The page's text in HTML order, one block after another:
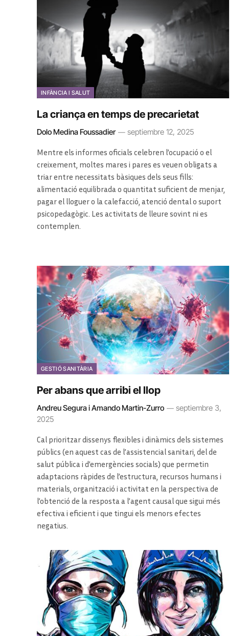
INFÀNCIA I SALUT
La criança en temps de precarietat
Dolo Medina Foussadier septiembre 12, 2025
Mentre els informes oficials celebren l’ocupació o el
creixement, moltes mares i pares es veuen obligats a
triar entre necessitats bàsiques dels seus fills:
alimentació equilibrada o quantitat suficient de menjar,
pagar el lloguer o la calefacció, atenció dental o suport
psicopedagògic. Les activitats de lleure sovint ni es
contemplen.
GESTIÓ SANITÀRIA
Per abans que arribi el llop
Andreu Segura i Amando Martin-Zurro
septiembre 3,
2025
Cal prioritzar dissenys flexibles i dinàmics dels sistemes
públics (en aquest cas de l’assistencial sanitari, del de
salut pública i d’emergències socials) que permetin
adaptacions ràpides de l’estructura, recursos humans i
materials, organització i activitat en la perspectiva de
l’obtenció de la resposta a l’agent causal que sigui més
efectiva i eficient i que tingui els menors efectes
negatius.